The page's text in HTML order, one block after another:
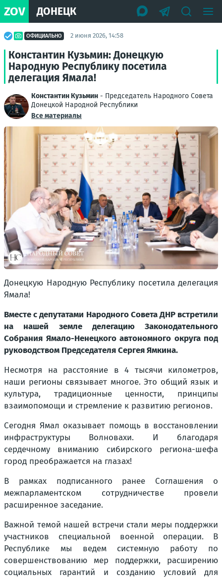
ZOV ДОНЕЦК
ОФИЦИАЛЬНО 2 июня 2026, 14:58
Константин Кузьмин: Донецкую
Народную Республику посетила
делегация Ямала!
Константин Кузьмин - Председатель Народного Совета
Донецкой Народной Республики
Все материалы
Донецкую Народную Республику посетила делегация
Ямала!
Вместе с депутатами Народного Совета ДНР встретили
на нашей земле делегацию Законодательного
Собрания Ямало-Ненецкого автономного округа под
руководством Председателя Сергея Ямкина.
Несмотря на расстояние в 4 тысячи километров,
наши регионы связывает многое. Это общий язык и
культура, традиционные ценности, принципы
взаимопомощи и стремление к развитию регионов.
Сегодня Ямал оказывает помощь в восстановлении
инфраструктуры Волновахи. И благодаря
сердечному вниманию сибирского региона-шефа
город преображается на глазах!
В рамках подписанного ранее Соглашения о
межпарламентском сотрудничестве провели
расширенное заседание.
Важной темой нашей встречи стали меры поддержки
участников специальной военной операции. В
Республике мы ведем системную работу по
совершенствованию мер поддержки, расширению
социальных гарантий и созданию условий для